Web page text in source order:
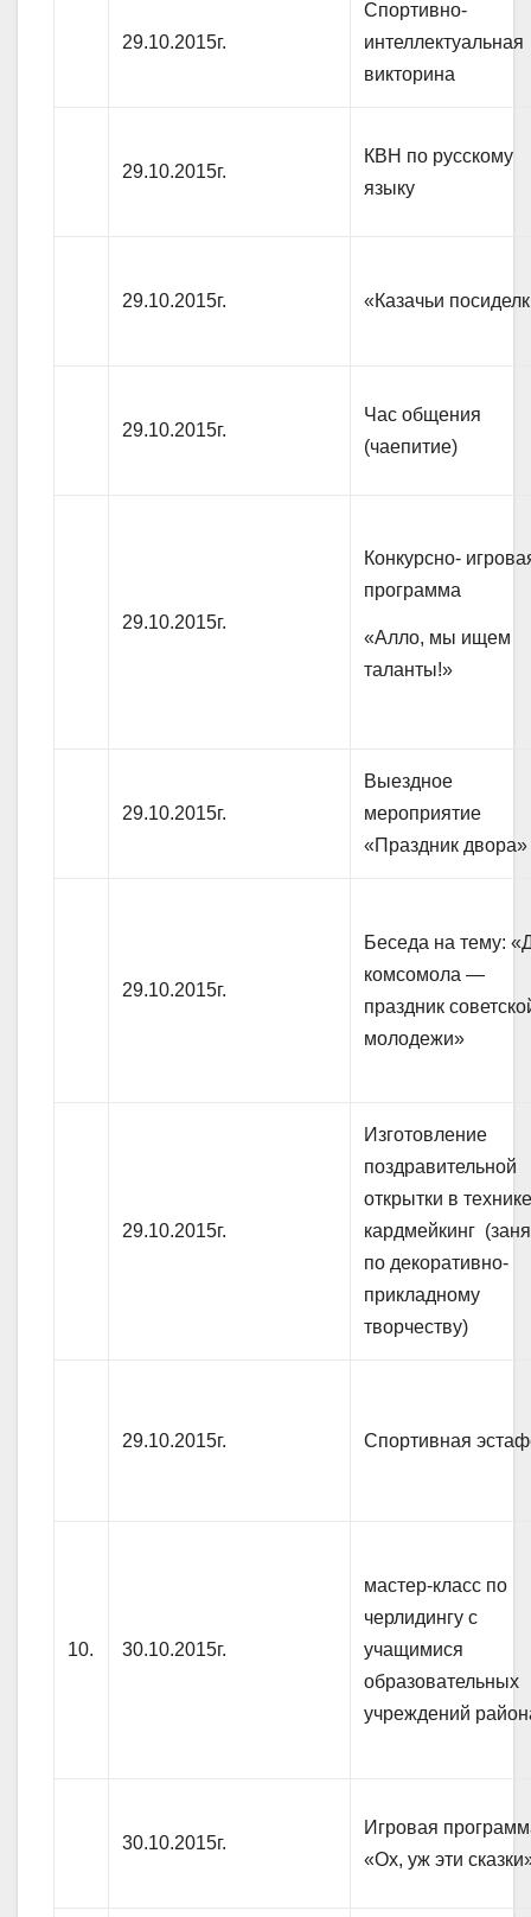
29.10.2015г.
Спортивно-
интеллектуальная
викторина
29.10.2015г.
КВН по русскому
языку
29.10.2015г. «Казачьи
29.10.2015г.
Час общения
(чаепитие)
29.10.2015г.
Конкурсно-
программа
«Алло, мы ищем
таланты!»
29.10.2015г.
Выездное
мероприятие
«Праздник двора»
29.10.2015г.
Беседа на тему:
комсомола —
праздник
молодежи»
29.10.2015г.
Изготовление
поздравительной
открытки в
кардмейкинг
по декоративно-
прикладному
творчеству)
29.10.2015г. Спортивная
10. 30.10.2015г.
мастер-класс по
черлидингу с
учащимися
образовательных
учреждений
30.10.2015г.
Игровая
«Ох, уж эти